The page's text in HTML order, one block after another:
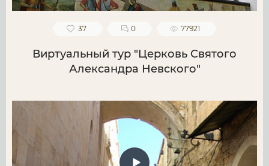
37 0 77921
Виртуальный тур "Церковь Святого
Александра Невского"